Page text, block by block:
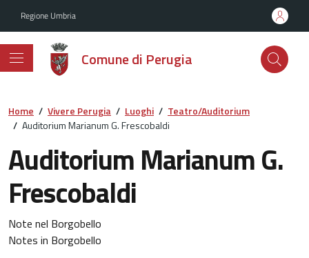
Regione Umbria
Comune di Perugia
Home / Vivere Perugia / Luoghi / Teatro/Auditorium
/ Auditorium Marianum G. Frescobaldi
Auditorium Marianum G.
Frescobaldi
Note nel Borgobello
Notes in Borgobello